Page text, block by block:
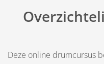
Deze online drumcursus